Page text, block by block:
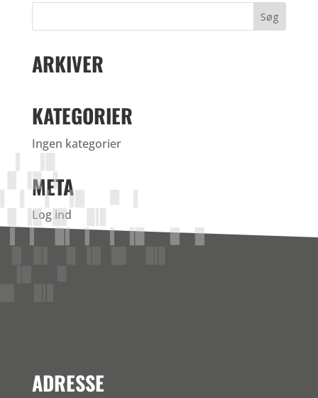
ARKIVER
KATEGORIER
Ingen kategorier
META
Log ind
ADRESSE